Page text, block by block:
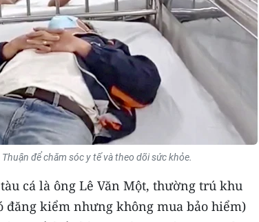
để chăm sóc y tế và theo dõi sức khỏe.
tàu cá là ông Lê Văn Một, thường trú khu
đăng kiểm nhưng không mua bảo hiểm)